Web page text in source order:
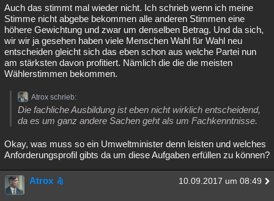
Auch das stimmt mal wieder nicht. Ich schrieb wenn ich meine
Stimme nicht abgebe bekommen alle anderen Stimmen eine
höhere Gewichtung und zwar um denselben Betrag. Und da sich,
wir wir ja gesehen haben viele Menschen Wahl für Wahl neu
entscheiden gleicht sich das eben schon aus welche Partei nun
am stärksten davon profitiert. Nämlich die die die meisten
Wählerstimmen bekommen.
Atrox schrieb:
Die fachliche Ausbildung ist eben nicht wirklich entscheidend,
da es um ganz andere Sachen geht als um Fachkenntnisse.
Okay, was muss so ein Umweltminister denn leisten und welches
Anforderungsprofil gibts da um diese Aufgaben erfüllen zu können?
Atrox 10.09.2017 um 08:49